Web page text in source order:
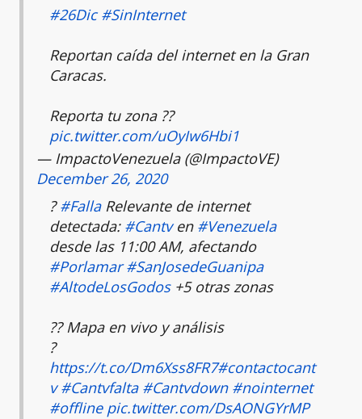
#26Dic #SinInternet
Reportan caída del internet en la Gran
Caracas.
Reporta tu zona ??
pic.twitter.com/uOyIw6Hbi1
— ImpactoVenezuela (@ImpactoVE)
December 26, 2020
?#FallaRelevante de internet
detectada: #Cantven #Venezuela
desde las 11:00 AM, afectando
#Porlamar #SanJosedeGuanipa
#AltodeLosGodos+5 otras zonas
?? Mapa en vivo y análisis
?
https://t.co/Dm6Xss8FR7#contactocant
v #Cantvfalta #Cantvdown #nointernet
#offline pic.twitter.com/DsAONGYrMP